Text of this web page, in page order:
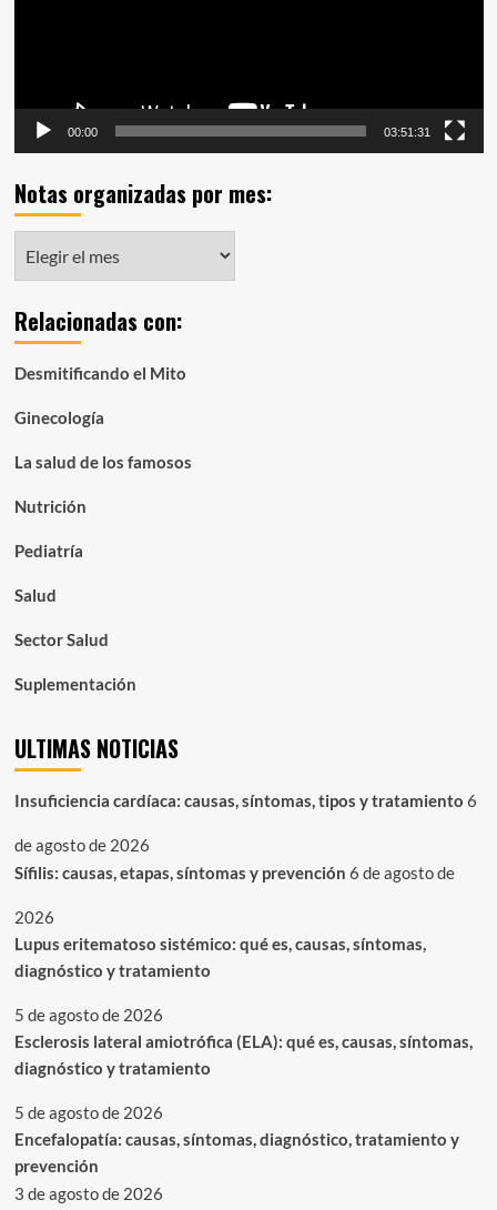
00:00 03:51:31
Notas organizadas por mes:
organizadas
mes:
Relacionadas con:
Desmitificando el Mito
Ginecología
La salud de los famosos
Nutrición
Pediatría
Salud
Sector Salud
Suplementación
ULTIMAS NOTICIAS
Insuficiencia cardíaca: causas, síntomas, tipos y tratamiento 6
de agosto de 2026
Sífilis: causas, etapas, síntomas y prevención 6 de agosto de
2026
Lupus eritematoso sistémico: qué es, causas, síntomas,
diagnóstico y tratamiento
5 de agosto de 2026
Esclerosis lateral amiotrófica (ELA): qué es, causas, síntomas,
diagnóstico y tratamiento
5 de agosto de 2026
Encefalopatía: causas, síntomas, diagnóstico, tratamiento y
prevención
3 de agosto de 2026